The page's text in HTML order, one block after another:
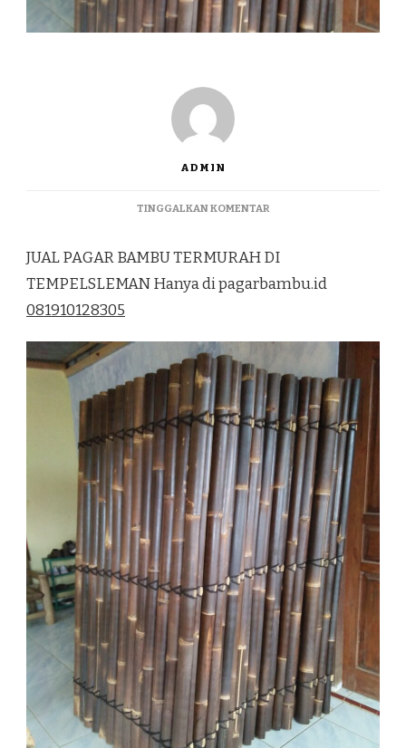
ADMIN
TINGGALKAN KOMENTARPADA
BAMBU
TERMURAH
JUAL PAGAR BAMBU TERMURAH DI
TEMPELSLEMAN Hanya di pagarbambu.id
081910128305